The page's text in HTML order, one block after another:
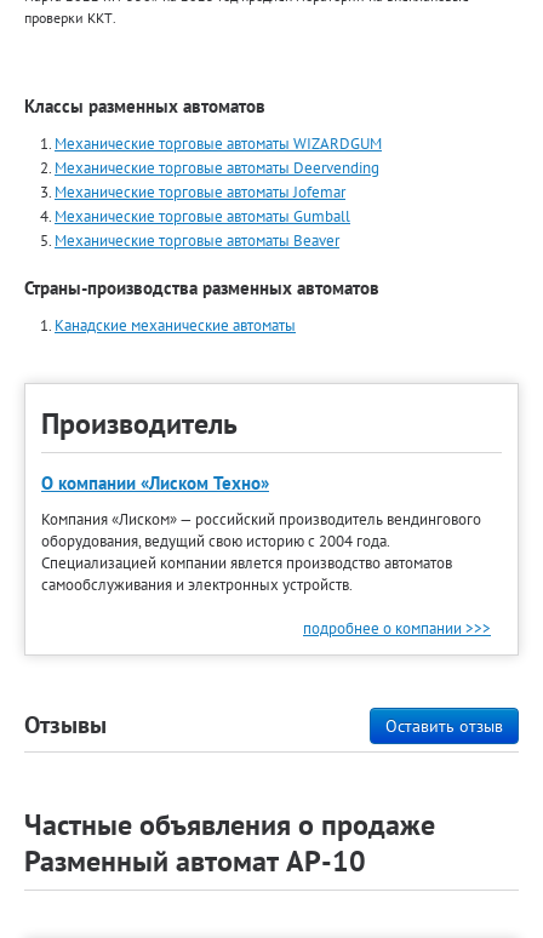
проверки ККТ.
Классы разменных автоматов
Механические торговые автоматы WIZARDGUM
Механические торговые автоматы Deervending
Механические торговые автоматы Jofemar
Механические торговые автоматы Gumball
Механические торговые автоматы Beaver
Страны-производства разменных автоматов
Канадские механические автоматы
Производитель
О компании «Лиском Техно»
Компания «Лиском» — российский производитель вендингового
оборудования, ведущий свою историю с 2004 года.
Специализацией компании явлется производство автоматов
самообслуживания и электронных устройств.
подробнее о компании >>>
Оставить отзыв
Отзывы
Частные объявления о продаже
Разменный автомат АР-10